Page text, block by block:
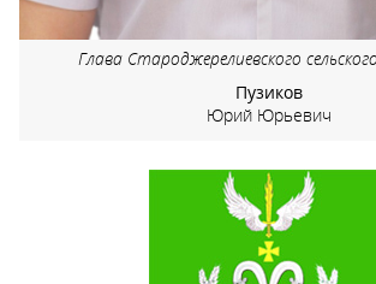
Глава Староджерелиевского
Пузиков
Юрий Юрьевич